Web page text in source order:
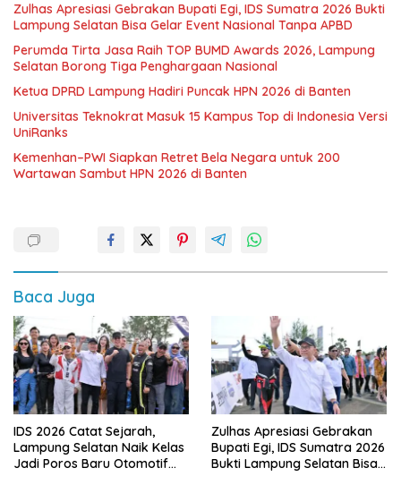
Zulhas Apresiasi Gebrakan Bupati Egi, IDS Sumatra 2026 Bukti
Lampung Selatan Bisa Gelar Event Nasional Tanpa APBD
Perumda Tirta Jasa Raih TOP BUMD Awards 2026, Lampung
Selatan Borong Tiga Penghargaan Nasional
Ketua DPRD Lampung Hadiri Puncak HPN 2026 di Banten
Universitas Teknokrat Masuk 15 Kampus Top di Indonesia Versi
UniRanks
Kemenhan–PWI Siapkan Retret Bela Negara untuk 200
Wartawan Sambut HPN 2026 di Banten
Baca Juga
IDS 2026 Catat Sejarah,
Lampung Selatan Naik Kelas
Jadi Poros Baru Otomotif
Zulhas Apresiasi Gebrakan
Bupati Egi, IDS Sumatra 2026
Bukti Lampung Selatan Bisa